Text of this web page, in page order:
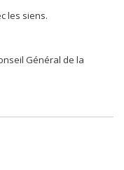
les siens.
Général de la